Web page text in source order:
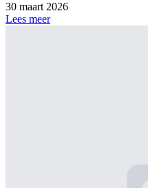
30 maart 2026
Lees meer